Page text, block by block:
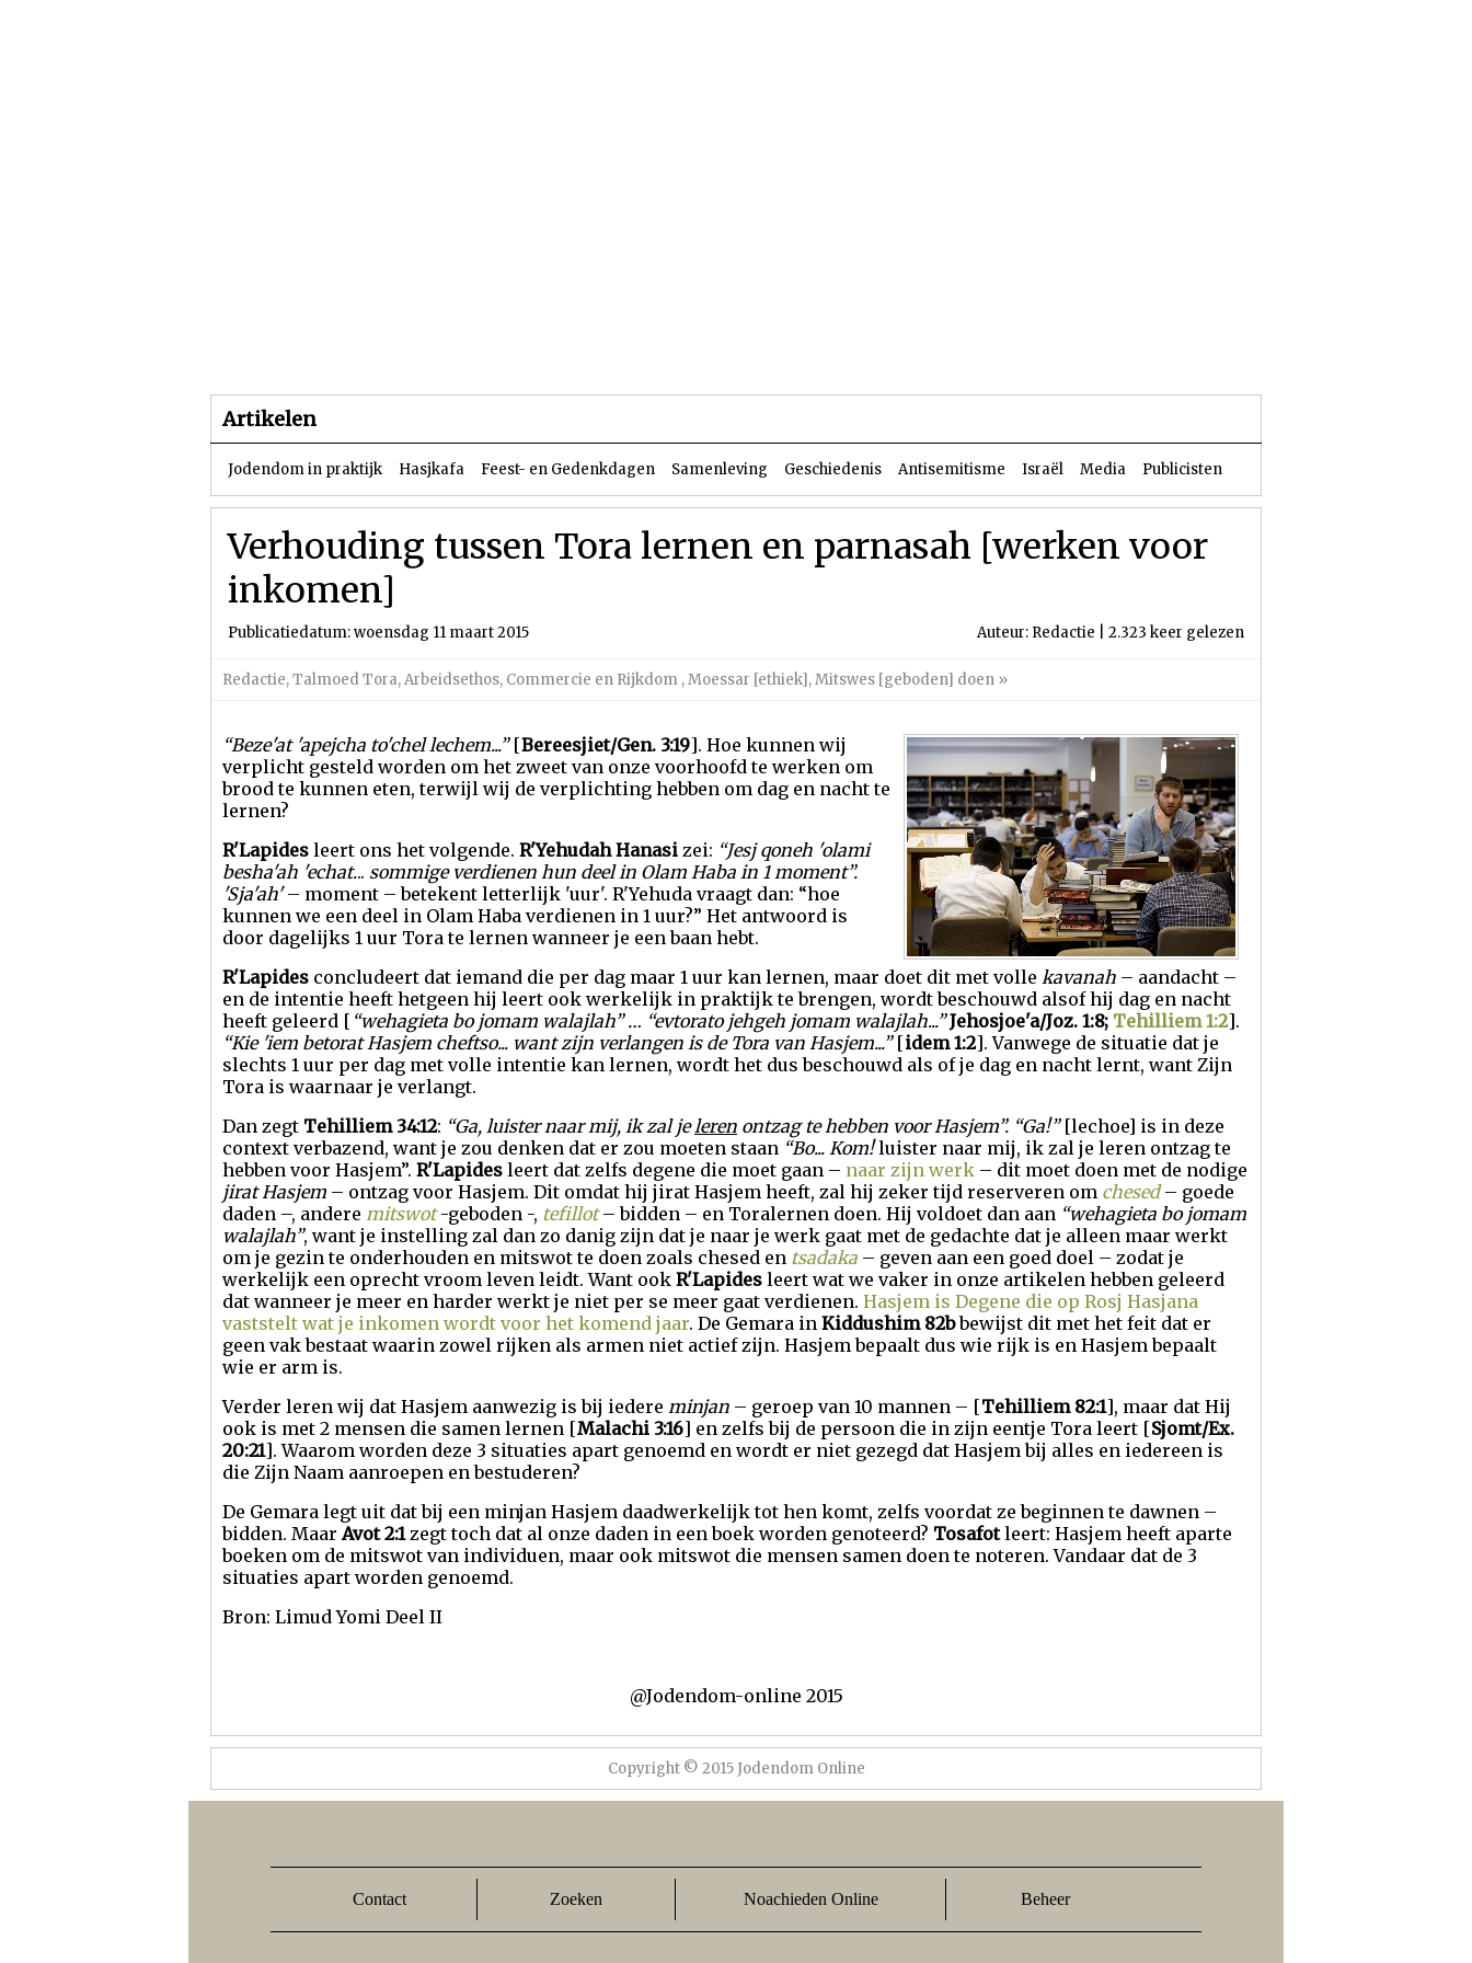
Artikelen
Jodendom in praktijk Hasjkafa Feest- en Gedenkdagen Samenleving Geschiedenis Antisemitisme Israël Media Publicisten
Verhouding tussen Tora lernen en parnasah [werken voor
inkomen]
Publicatiedatum: woensdag 11 maart 2015 Auteur: Redactie | 2.323 keer gelezen
Redactie,Talmoed Tora,Arbeidsethos, Commercie en Rijkdom ,Moessar [ethiek],Mitswes [geboden] doen »
“Beze'at 'apejcha to'chel lechem...”[Bereesjiet/Gen. 3:19]. Hoe kunnen wij
verplicht gesteld worden om het zweet van onze voorhoofd te werken om
brood te kunnen eten, terwijl wij de verplichting hebben om dag en nacht te
lernen?
R'Lapides leert ons het volgende. R'Yehudah Hanasi zei: “Jesj qoneh 'olami
besha'ah 'echat... sommige verdienen hun deel in Olam Haba in 1 moment”.
'Sja'ah'– moment – betekent letterlijk 'uur'. R'Yehuda vraagt dan: “hoe
kunnen we een deel in Olam Haba verdienen in 1 uur?” Het antwoord is
door dagelijks 1 uur Tora te lernen wanneer je een baan hebt.
R'Lapides concludeert dat iemand die per dag maar 1 uur kan lernen, maar doet dit met volle kavanah – aandacht –
en de intentie heeft hetgeen hij leert ook werkelijk in praktijk te brengen, wordt beschouwd alsof hij dag en nacht
heeft geleerd [ “wehagieta bo jomam walajlah” … “evtorato jehgeh jomam walajlah...” Jehosjoe'a/Joz. 1:8; Tehilliem 1:2].
“Kie 'iem betorat Hasjem cheftso... want zijn verlangen is de Tora van Hasjem...”[idem 1:2]. Vanwege de situatie dat je
slechts 1 uur per dag met volle intentie kan lernen, wordt het dus beschouwd als of je dag en nacht lernt, want Zijn
Tora is waarnaar je verlangt.
Dan zegt Tehilliem 34:12: “Ga, luister naar mij, ik zal jeleren ontzag te hebben voor Hasjem”. “Ga!”[lechoe] is in deze
context verbazend, want je zou denken dat er zou moeten staan “Bo... Kom!luister naar mij, ik zal je leren ontzag te
hebben voor Hasjem”. R'Lapides leert dat zelfs degene die moet gaan – naar zijn werk – dit moet doen met de nodige
jirat Hasjem – ontzag voor Hasjem. Dit omdat hij jirat Hasjem heeft, zal hij zeker tijd reserveren om chesed– goede
daden –, andere mitswot-geboden -, tefillot– bidden – en Toralernen doen. Hij voldoet dan aan “wehagieta bo jomam
walajlah”, want je instelling zal dan zo danig zijn dat je naar je werk gaat met de gedachte dat je alleen maar werkt
om je gezin te onderhouden en mitswot te doen zoals chesed en tsadaka – geven aan een goed doel – zodat je
werkelijk een oprecht vroom leven leidt. Want ook R'Lapides leert wat we vaker in onze artikelen hebben geleerd
dat wanneer je meer en harder werkt je niet per se meer gaat verdienen. Hasjem is Degene die op Rosj Hasjana
vaststelt wat je inkomen wordt voor het komend jaar. De Gemara in Kiddushim 82bbewijst dit met het feit dat er
geen vak bestaat waarin zowel rijken als armen niet actief zijn. Hasjem bepaalt dus wie rijk is en Hasjem bepaalt
wie er arm is.
Verder leren wij dat Hasjem aanwezig is bij iedere minjan – geroep van 10 mannen – [Tehilliem 82:1], maar dat Hij
ook is met 2 mensen die samen lernen [Malachi 3:16] en zelfs bij de persoon die in zijn eentje Tora leert [Sjomt/Ex.
20:21]. Waarom worden deze 3 situaties apart genoemd en wordt er niet gezegd dat Hasjem bij alles en iedereen is
die Zijn Naam aanroepen en bestuderen?
De Gemara legt uit dat bij een minjan Hasjem daadwerkelijk tot hen komt, zelfs voordat ze beginnen te dawnen –
bidden. Maar Avot 2:1zegt toch dat al onze daden in een boek worden genoteerd? Tosafotleert: Hasjem heeft aparte
boeken om de mitswot van individuen, maar ook mitswot die mensen samen doen te noteren. Vandaar dat de 3
situaties apart worden genoemd.
Bron: Limud Yomi Deel II
@Jodendom-online 2015
Copyright © 2015 Jodendom Online
Contact Zoeken Noachieden Online Beheer